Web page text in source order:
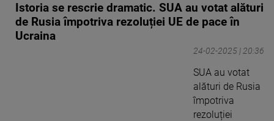
Istoria se rescrie dramatic. SUA au votat alături
de Rusia împotriva rezoluției UE de pace în
Ucraina
24-02-2025 | 20:36
SUA au votat
alături de Rusia
împotriva
rezoluției